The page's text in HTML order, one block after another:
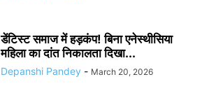
डेंटिस्ट समाज में हड़कंप! बिना एनेस्थीसिया
महिला का दांत निकालता दिखा...
Depanshi Pandey - March 20, 2026